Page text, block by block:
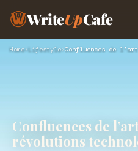
WriteUpCafe
Home› Lifestyle›
Confluences de
révolutions